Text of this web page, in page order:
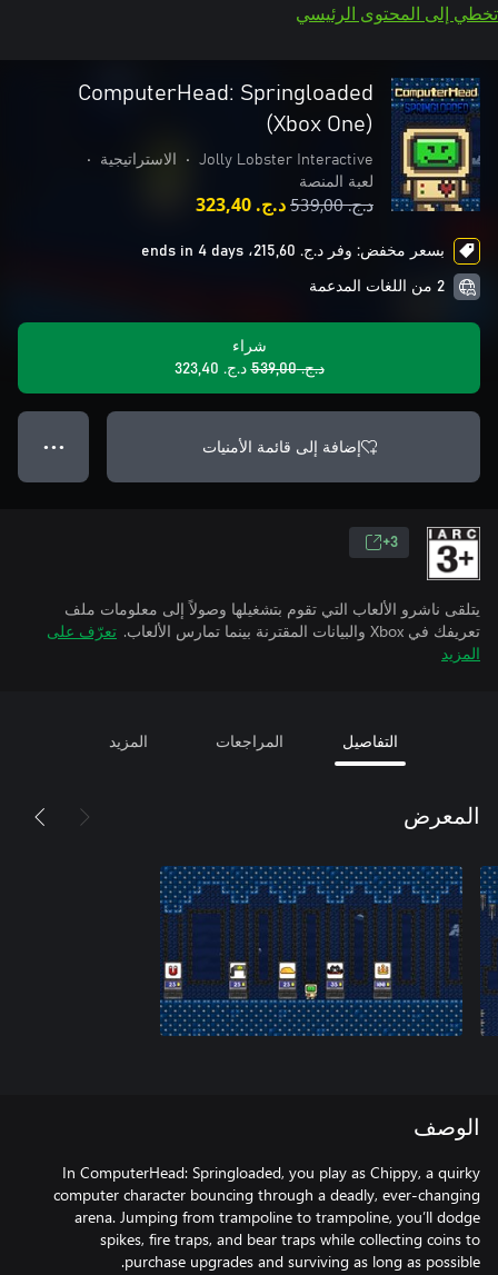
تخطي إلى المحتوى الرئيسي
ComputerHead: Springloaded
(Xbox One)
Jolly Lobster Interactive
• الاستراتيجية
•
لعبة المنصة
د.ج.‏ 539,00 د.ج.‏ 323,40
بسعر مخفض: وفر د.ج.‏ 215,60، ends in 4 days
2 من اللغات المدعمة
شراء
د.ج.‏ 539,00
د.ج.‏ 323,40
إضافة إلى قائمة الأمنيات ● ● ●
3+
يتلقى ناشرو الألعاب التي تقوم بتشغيلها وصولاً إلى معلومات ملف
تعريفك في Xbox والبيانات المقترنة بينما تمارس الألعاب.
تعرّف على
المزيد
التفاصيل المراجعات المزيد
المعرض
الوصف
In ComputerHead: Springloaded, you play as Chippy, a quirky
computer character bouncing through a deadly, ever-changing
arena. Jumping from trampoline to trampoline, you’ll dodge
spikes, fire traps, and bear traps while collecting coins to
purchase upgrades and surviving as long as possible.